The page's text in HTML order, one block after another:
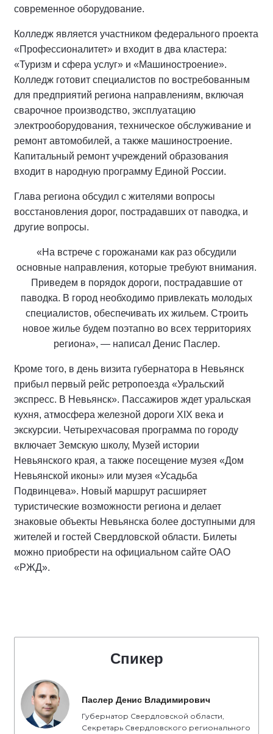
современное оборудование.
Колледж является участником федерального проекта
«Профессионалитет» и входит в два кластера:
«Туризм и сфера услуг» и «Машиностроение».
Колледж готовит специалистов по востребованным
для предприятий региона направлениям, включая
сварочное производство, эксплуатацию
электрооборудования, техническое обслуживание и
ремонт автомобилей, а также машиностроение.
Капитальный ремонт учреждений образования
входит в народную программу Единой России.
Глава региона обсудил с жителями вопросы
восстановления дорог, пострадавших от паводка, и
другие вопросы.
«На встрече с горожанами как раз обсудили
основные направления, которые требуют внимания.
Приведем в порядок дороги, пострадавшие от
паводка. В город необходимо привлекать молодых
специалистов, обеспечивать их жильем. Строить
новое жилье будем поэтапно во всех территориях
региона», — написал Денис Паслер.
Кроме того, в день визита губернатора в Невьянск
прибыл первый рейс ретропоезда «Уральский
экспресс. В Невьянск». Пассажиров ждет уральская
кухня, атмосфера железной дороги XIX века и
экскурсии. Четырехчасовая программа по городу
включает Земскую школу, Музей истории
Невьянского края, а также посещение музея «Дом
Невьянской иконы» или музея «Усадьба
Подвинцева». Новый маршрут расширяет
туристические возможности региона и делает
знаковые объекты Невьянска более доступными для
жителей и гостей Свердловской области. Билеты
можно приобрести на официальном сайте ОАО
«РЖД».
Спикер
Паслер Денис Владимирович
Губернатор Свердловской области,
Секретарь Свердловского регионального